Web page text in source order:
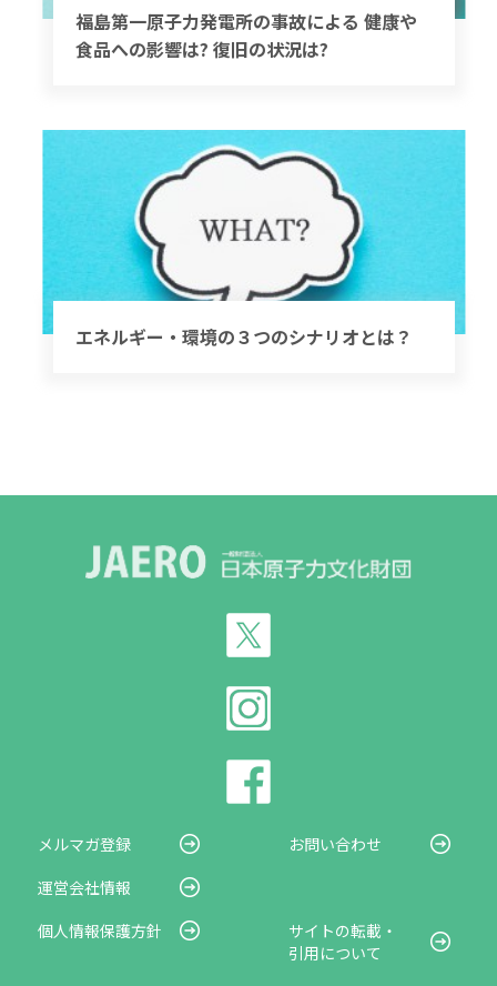
福島第一原子力発電所の事故による 健康や
食品への影響は? 復旧の状況は?
エネルギー・環境の３つのシナリオとは？
メルマガ登録
お問い合わせ
運営会社情報
個人情報保護方針
サイトの転載・
引用について